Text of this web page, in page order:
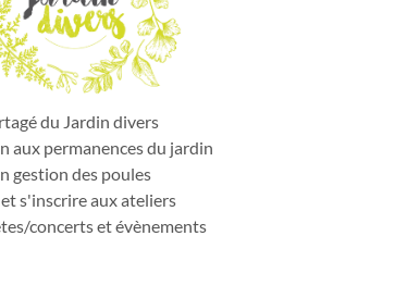
du Jardin divers
aux permanences du jardin
gestion des poules
s'inscrire aux ateliers
concerts et évènements